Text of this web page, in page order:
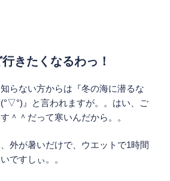
きたくなるわっ！
らない方からは『冬の海に潜るな
』と言われますが。。はい、ご
＾＾だって寒いんだから。。
外が暑いだけで、ウエットで1時間
ですしぃ。。